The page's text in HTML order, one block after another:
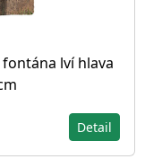
lví hlava
Detail